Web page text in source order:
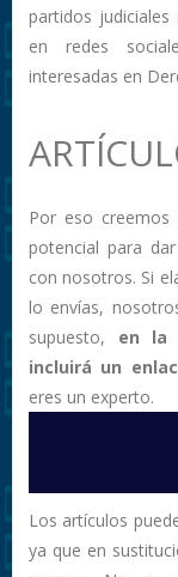
partidos judiciales
en redes
interesadas en
Por eso
potencial para
con nosotros. Si
lo envías,
supuesto, en la
incluirá un
eres un experto.
Los artículos
ya que en